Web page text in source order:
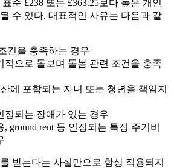
준 £238 또는 £363.25보다 높은 개인
수 있다. 대표적인 사유는 다음과 같
건을 충족하는 경우
적으로 돌보며 돌봄 관련 조건을 충족
산에 포함되는 자녀 또는 청년을 책임지
정되는 장애가 있는 경우
ground rent 등 인정되는 특정 주거비
받는다는 사실만으로 항상 적용되지